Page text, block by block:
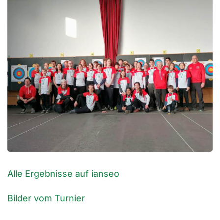
Alle Ergebnisse auf ianseo
Bilder vom Turnier